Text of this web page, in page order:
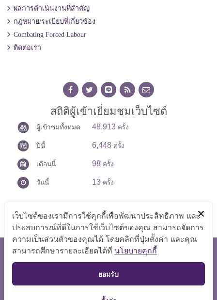
ผลการดำเนินงานที่สำคัญ
กฎหมาย/ระเบียบที่เกี่ยวข้อง
Combating Forced Labour
ติดต่อเรา
สถิติผู้เข้าเยี่ยมชมเว็บไซต์
ผู้เข้าชมทั้งหมด 48,913 ครั้ง
ปีนี้ 6,448 ครั้ง
เดือนนี้ 98 ครั้ง
วันนี้ 13 ครั้ง
สงวนลิขสิทธิ์ © 2569 สำนักงานเลขานุการศูนย์บัญชาการป้องกัน
การค้ามนุษย์ด้านแรงงาน
แสดงผลได้ดีที่ขนาดหน้าจอ 1024x768 pixel
TOP
เว็บไซต์ของเรามีการใช้คุกกี้เพื่อพัฒนาประสิทธิภาพ และ
ประสบการณ์ที่ดีในการใช้เว็บไซต์ของคุณ สามารถจัดการ
ความเป็นส่วนตัวของคุณได้ โดยคลิกที่ปุ่มตั้งค่า และคุณ
สามารถศึกษารายละเอียดได้ที่ นโยบายคุกกี้
ยอมรับ